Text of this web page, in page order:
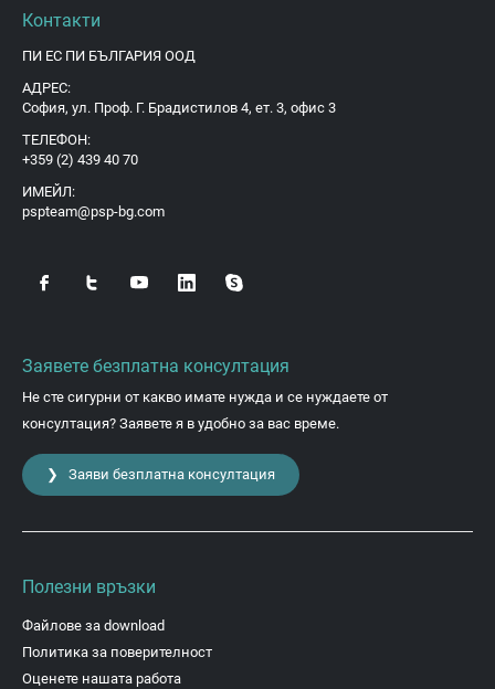
Контакти
ПИ ЕС ПИ БЪЛГАРИЯ ООД
АДРЕС:
София, ул. Проф. Г. Брадистилов 4, ет. 3, офис 3
ТЕЛЕФОН:
+359 (2) 439 40 70
ИМЕЙЛ:
pspteam@psp-bg.com
Заявете безплатна консултация
Не сте сигурни от какво имате нужда и се нуждаете от
консултация? Заявете я в удобно за вас време.
❯ Заяви безплатна консултация
Полезни връзки
Файлове за download
Политика за поверителност
Оценете нашата работа